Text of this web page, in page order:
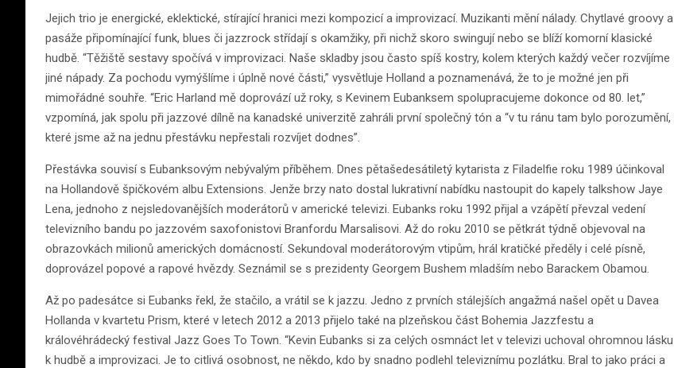
Jejich trio je energické, eklektické, stírající hranici mezi kompozicí a improvizací. Muzikanti mění nálady. Chytlavé groovy a
pasáže připomínající funk, blues či jazzrock střídají s okamžiky, při nichž skoro swingují nebo se blíží komorní klasické
hudbě. “Těžiště sestavy spočívá v improvizaci. Naše skladby jsou často spíš kostry, kolem kterých každý večer rozvíjíme
jiné nápady. Za pochodu vymýšlíme i úplně nové části,” vysvětluje Holland a poznamenává, že to je možné jen při
mimořádné souhře. “Eric Harland mě doprovází už roky, s Kevinem Eubanksem spolupracujeme dokonce od 80. let,”
vzpomíná, jak spolu při jazzové dílně na kanadské univerzitě zahráli první společný tón a “v tu ránu tam bylo porozumění,
které jsme až na jednu přestávku nepřestali rozvíjet dodnes”.
Přestávka souvisí s Eubanksovým nebývalým příběhem. Dnes pětašedesátiletý kytarista z Filadelfie roku 1989 účinkoval
na Hollandově špičkovém albu Extensions. Jenže brzy nato dostal lukrativní nabídku nastoupit do kapely talkshow Jaye
Lena, jednoho z nejsledovanějších moderátorů v americké televizi. Eubanks roku 1992 přijal a vzápětí převzal vedení
televizního bandu po jazzovém saxofonistovi Branfordu Marsalisovi. Až do roku 2010 se pětkrát týdně objevoval na
obrazovkách milionů amerických domácností. Sekundoval moderátorovým vtipům, hrál kratičké předěly i celé písně,
doprovázel popové a rapové hvězdy. Seznámil se s prezidenty Georgem Bushem mladším nebo Barackem Obamou.
Až po padesátce si Eubanks řekl, že stačilo, a vrátil se k jazzu. Jedno z prvních stálejších angažmá našel opět u Davea
Hollanda v kvartetu Prism, které v letech 2012 a 2013 přijelo také na plzeňskou část Bohemia Jazzfestu a
královéhrádecký festival Jazz Goes To Town. “Kevin Eubanks si za celých osmnáct let v televizi uchoval ohromnou lásku
k hudbě a improvizaci. Je to citlivá osobnost, ne někdo, kdo by snadno podlehl televiznímu pozlátku. Bral to jako práci a